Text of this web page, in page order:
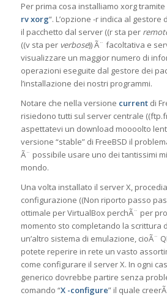
Per prima cosa installiamo xorg tramite
rv xorg“. L’opzione -r indica al
il pacchetto dal server ((r sta per
((v sta per verbose)) Ã¨ facoltativa e
visualizzare un maggior numero di
operazioni eseguite dal gestore dei
l’installazione dei nostri programmi.
Notare che nella versione currentdi
risiedono tutti sul server centrale
aspettatevi un download moooolto
versione “stable” di FreeBSD il
Ã¨ possibile usare uno dei tantissimi
mondo.
Una volta installato il server X,
configurazione ((Non riporto passo
ottimale per VirtualBox perchÃ¨ per
momento sto completando la scrittura
un’altro sistema di emulazione, cioÃ¨
potete reperire in rete un vasto
come configurare il server X. In ogni
generico dovrebbe partire senza
comando “X -configure” il quale